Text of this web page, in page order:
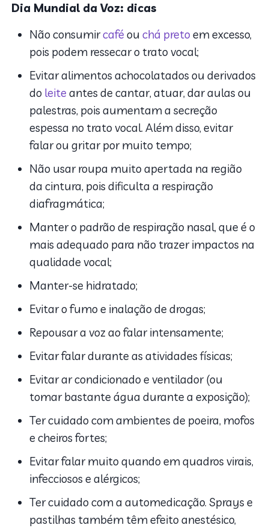
Dia Mundial da Voz: dicas
Não consumircafé ouchá preto em excesso,
pois podem ressecar o trato vocal;
Evitar alimentos achocolatados ou derivados
do leite antes de cantar, atuar, dar aulas ou
palestras, pois aumentam a secreção
espessa no trato vocal. Além disso, evitar
falar ou gritar por muito tempo;
Não usar roupa muito apertada na região
da cintura, pois dificulta a respiração
diafragmática;
Manter o padrão de respiração nasal, que é o
mais adequado para não trazer impactos na
qualidade vocal;
Manter-se hidratado;
Evitar o fumo e inalação de drogas;
Repousar a voz ao falar intensamente;
Evitar falar durante as atividades físicas;
Evitar ar condicionado e ventilador (ou
tomar bastante água durante a exposição);
Ter cuidado com ambientes de poeira, mofos
e cheiros fortes;
Evitar falar muito quando em quadros virais,
infecciosos e alérgicos;
Ter cuidado com a automedicação. Sprays e
pastilhas também têm efeito anestésico,